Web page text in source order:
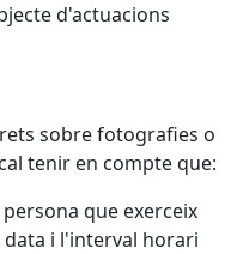
d'actuacions
sobre fotografies o
tenir en compte que:
que exerceix
data i l'interval horari